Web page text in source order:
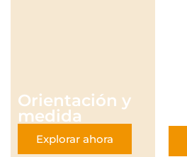
Orientación y
medida
Explorar ahora